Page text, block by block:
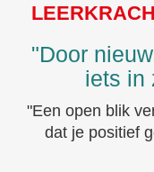
"Door
iets in
"Een open blik
dat je positief